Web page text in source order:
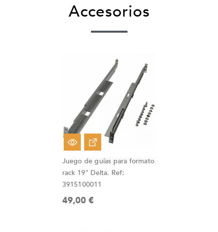
Accesorios
Juego de guías para formato
rack 19" Delta. Ref:
3915100011
49,00 €